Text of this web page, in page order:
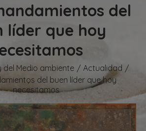
del
líder que hoy
del Medio ambiente / Actualidad /
del buen líder que hoy
necesitamos